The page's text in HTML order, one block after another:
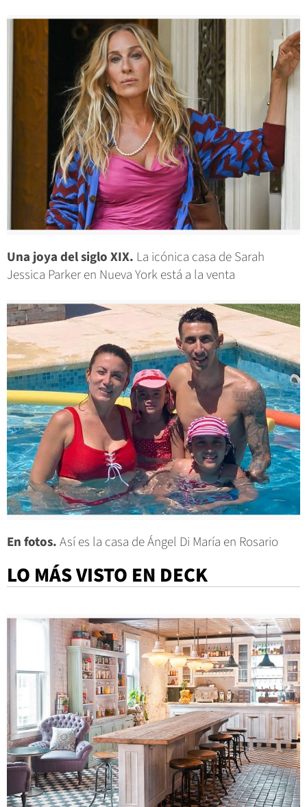
Una joya del siglo XIX. La icónica casa de Sarah
Jessica Parker en Nueva York está a la venta
En fotos.Así es la casa de Ángel Di María en Rosario
LO MÁS VISTO EN DECK